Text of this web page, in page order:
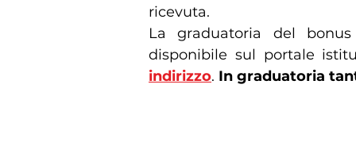
ricevuta.
La graduatoria del
disponibile sul portale
indirizzo. In graduatoria